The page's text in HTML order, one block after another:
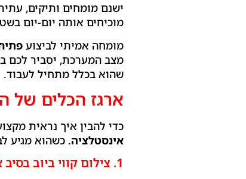
ישנם מומחים ותיקים,
מוכיחים אותה יום-יום
מומחה אמיתי לביצוע
מצב המערכת, יסביר לכם
שהוא בכלל מתחיל לעבוד.
ארגז הכלים של
כדי להבין איך נראית
אינסטלציה. כשהוא מגיע
1. צילום קווי ביוב בסיב אופטי